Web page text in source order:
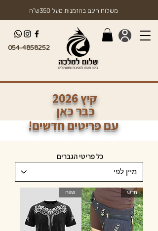
054-4858252
2026 קיץ
כבר כאן
משלוח חינם בהזמנות מעל 350ש"ח
!עם פריטים חדשים
כל פריטי הגברים
חדש new